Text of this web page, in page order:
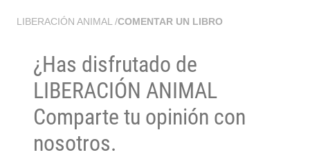
LIBERACIÓN ANIMAL /COMENTAR UN LIBRO
¿Has disfrutado de
LIBERACIÓN ANIMAL
Comparte tu opinión con
nosotros.